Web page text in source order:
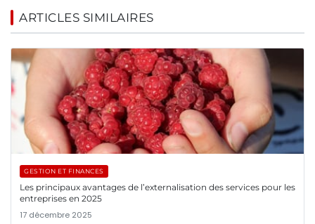
ARTICLES SIMILAIRES
GESTION ET FINANCES
Les principaux avantages de l’externalisation des services pour les
entreprises en 2025
17 décembre 2025